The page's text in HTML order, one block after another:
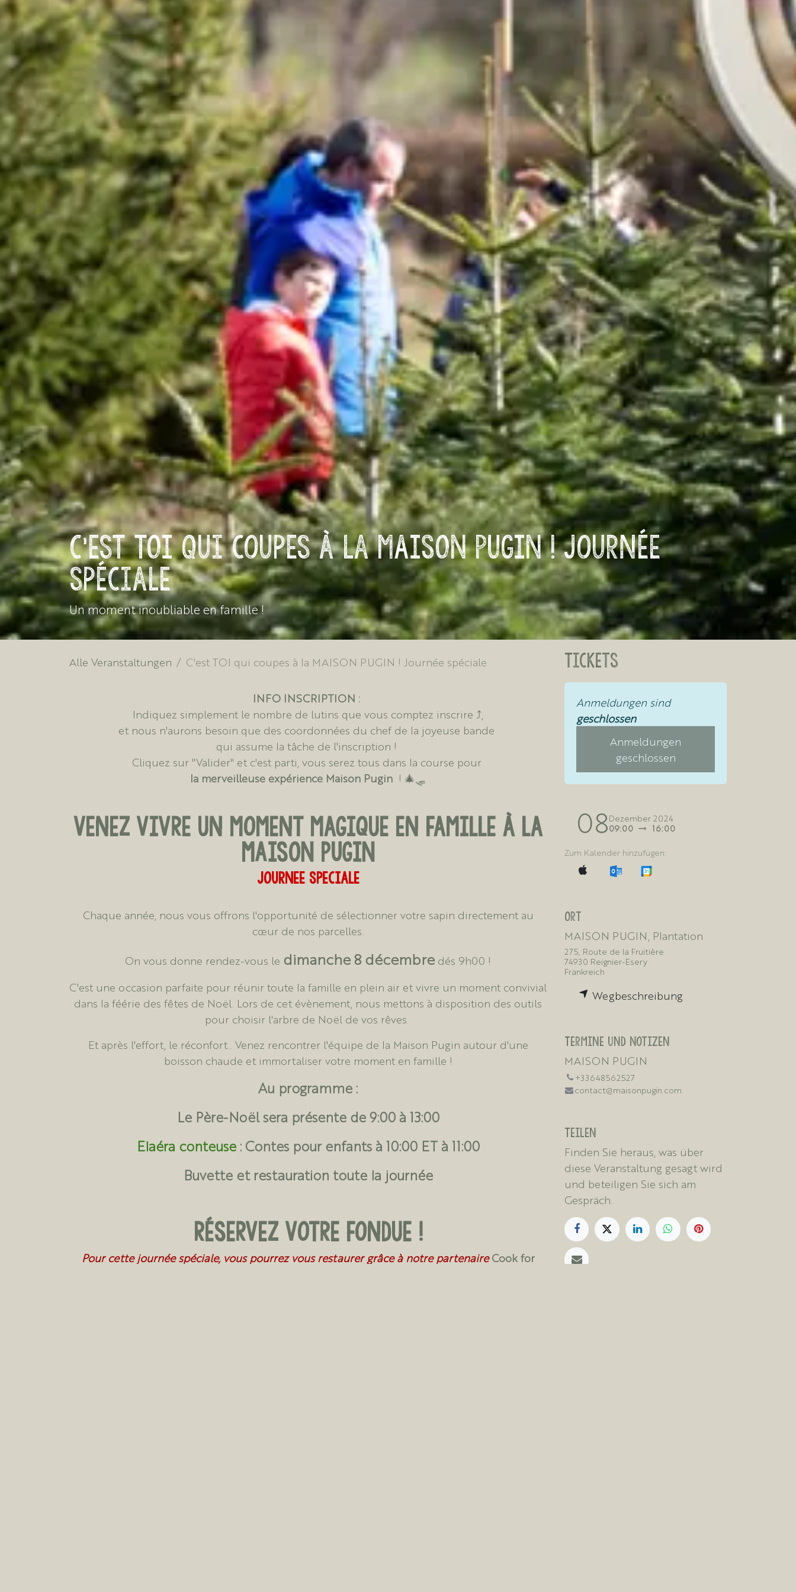
C'est TOI qui coupes à la MAISON PUGIN ! Journée
spéciale
Un moment inoubliable en famille !
Alle Veranstaltungen C'est TOI qui coupes à la MAISON PUGIN ! Journée spéciale
INFO INSCRIPTION :
Indiquez simplement le nombre de lutins que vous comptez inscrire ⤴️,
et nous n'aurons besoin que des coordonnées du chef de la joyeuse bande
qui assume la tâche de l'inscription !
Cliquez sur "Valider" et c'est parti, vous serez tous dans la course pour
la merveilleuse expérience Maison Pugin ! 🎄🛷
Venez vivre un moment magique en famille à La
MAISON PUGIN
JOURNEE SPECIALE
Chaque année, nous vous offrons l'opportunité de sélectionner votre sapin directement au
cœur de nos parcelles.
On vous donne rendez-vous le dimanche 8 décembre dés 9h00 !
C'est une occasion parfaite pour réunir toute la famille en plein air et vivre un moment convivial
dans la féérie des fêtes de Noël. Lors de cet évènement, nous mettons à disposition des outils
pour choisir l'arbre de Noël de vos rêves.
Et après l'effort, le réconfort.. Venez rencontrer l'équipe de la Maison Pugin autour d'une
boisson chaude et immortaliser votre moment en famille !
Au programme :
Le Père-Noël sera présente de 9:00 à 13:00
Elaéra conteuse: Contes pour enfants à 10:00 ET à 11:00
Buvette et restauration toute la journée
Réservez votre fondue !
Pour cette journée spéciale, vous pourrez vous restaurer grâce à notre partenaireCook for
Tickets
Anmeldungen sind
geschlossen
Anmeldungen
geschlossen
08Dezember 2024
09:00
16:00
Zum Kalender hinzufügen:
Ort
MAISON PUGIN, Plantation
275, Route de la Fruitière
74930 Reignier-Esery
Frankreich
Wegbeschreibung
Termine und Notizen
MAISON PUGIN
+33648562527
contact@maisonpugin.com
Teilen
Finden Sie heraus, was über
diese Veranstaltung gesagt wird
und beteiligen Sie sich am
Gespräch.